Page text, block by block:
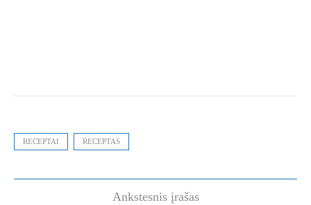
RECEPTAI RECEPTAS
Ankstesnis įrašas